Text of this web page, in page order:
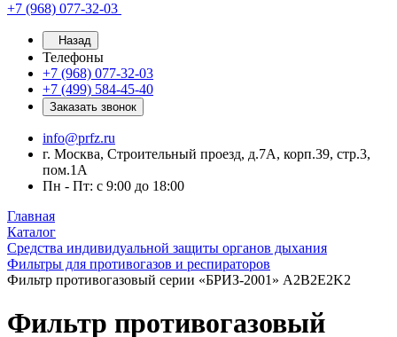
+7 (968) 077-32-03
Назад
Телефоны
+7 (968) 077-32-03
+7 (499) 584-45-40
Заказать звонок
info@prfz.ru
г. Москва, Строительный проезд, д.7А, корп.39, стр.3,
пом.1А
Пн - Пт: с 9:00 до 18:00
Главная
Каталог
Средства индивидуальной защиты органов дыхания
Фильтры для противогазов и респираторов
Фильтр противогазовый серии «БРИЗ-2001» A2B2E2K2
Фильтр противогазовый